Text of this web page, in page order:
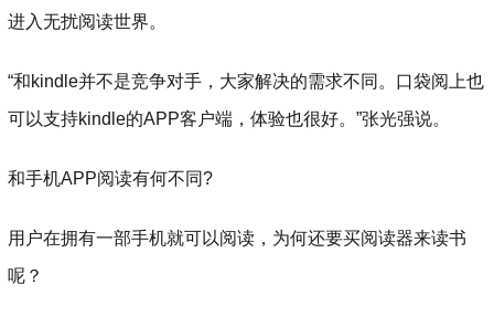
进入无扰阅读世界。
“和kindle并不是竞争对手，大家解决的需求不同。口袋阅上也
可以支持kindle的APP客户端，体验也很好。”张光强说。
和手机APP阅读有何不同?
用户在拥有一部手机就可以阅读，为何还要买阅读器来读书
呢？